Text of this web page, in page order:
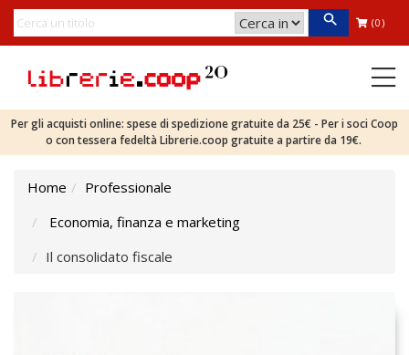
(0)
Per gli acquisti online: spese di spedizione gratuite da 25€ - Per i soci Coop
o con tessera fedeltà Librerie.coop gratuite a partire da 19€.
Home
Professionale
Economia, finanza e marketing
Il consolidato fiscale